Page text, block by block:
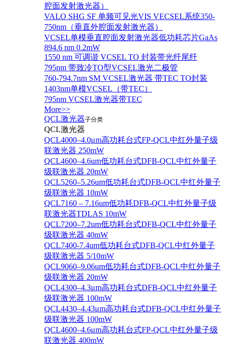
腔面发射激光器）
VALO SHG SF 单频可见光VIS VECSEL系统350-
750nm（垂直外腔面发射激光器）
VCSEL单模垂直腔面发射激光器低功耗芯片GaAs
894.6 nm 0.2mW
1550 nm 可调谐 VCSEL TO 封装带光纤尾纤
795nm 带致冷TO型VCSEL激光二极管
760-794.7nm SM VCSEL激光器 带TEC TO封装
1403nm单模VCSEL（带TEC）
795nm VCSEL激光器带TEC
More>>
QCL激光器子分类
QCL激光器
QCL4000–4.0μm高功耗台式FP-QCL中红外量子级
联激光器 250mW
QCL4600–4.6um低功耗台式DFB-QCL中红外量子
级联激光器 20mW
QCL5260–5.26um低功耗台式DFB-QCL中红外量子
级联激光器 10mW
QCL7160 – 7.16um低功耗DFB-QCL中红外量子级
联激光器TDLAS 10mW
QCL7200–7.2um低功耗台式DFB-QCL中红外量子
级联激光器 40mW
QCL7400-7.4um低功耗台式DFB-QCL中红外量子
级联激光器 5/10mW
QCL9060–9.06um低功耗台式DFB-QCL中红外量子
级联激光器 20mW
QCL4300–4.3μm高功耗台式DFB-QCL中红外量子
级联激光器 100mW
QCL4430–4.43μm高功耗台式DFB-QCL中红外量子
级联激光器 100mW
QCL4600–4.6μm高功耗台式FP-QCL中红外量子级
联激光器 400mW